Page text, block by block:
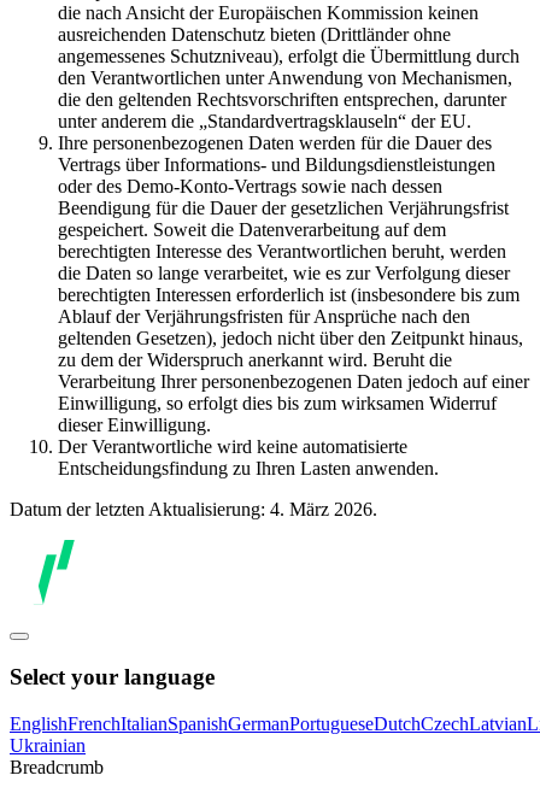
die nach Ansicht der Europäischen Kommission keinen
ausreichenden Datenschutz bieten (Drittländer ohne
angemessenes Schutzniveau), erfolgt die Übermittlung durch
den Verantwortlichen unter Anwendung von Mechanismen,
die den geltenden Rechtsvorschriften entsprechen, darunter
unter anderem die „Standardvertragsklauseln“ der EU.
Ihre personenbezogenen Daten werden für die Dauer des
Vertrags über Informations- und Bildungsdienstleistungen
oder des Demo-Konto-Vertrags sowie nach dessen
Beendigung für die Dauer der gesetzlichen Verjährungsfrist
gespeichert. Soweit die Datenverarbeitung auf dem
berechtigten Interesse des Verantwortlichen beruht, werden
die Daten so lange verarbeitet, wie es zur Verfolgung dieser
berechtigten Interessen erforderlich ist (insbesondere bis zum
Ablauf der Verjährungsfristen für Ansprüche nach den
geltenden Gesetzen), jedoch nicht über den Zeitpunkt hinaus,
zu dem der Widerspruch anerkannt wird. Beruht die
Verarbeitung Ihrer personenbezogenen Daten jedoch auf einer
Einwilligung, so erfolgt dies bis zum wirksamen Widerruf
dieser Einwilligung.
Der Verantwortliche wird keine automatisierte
Entscheidungsfindung zu Ihren Lasten anwenden.
Datum der letzten Aktualisierung: 4. März 2026.
Select your language
EnglishFrenchItalianSpanishGermanPortugueseDutchCzechLatvian
Ukrainian
Breadcrumb